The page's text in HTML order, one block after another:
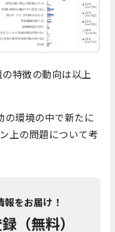
特徴の動向は以上
の環境の中で新たに
上の問題について考
をお届け！
（無料）